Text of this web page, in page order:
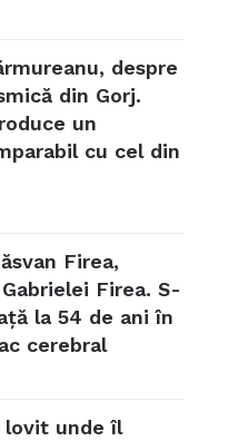
despre
din Gorj.
un
cu cel din
Firea,
Firea. S-
la 54 de ani în
cerebral
lovit unde îl